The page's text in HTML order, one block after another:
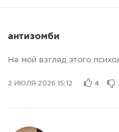
антизомби
На мой взгляд этого
2 ИЮЛЯ 2026 15:12 4